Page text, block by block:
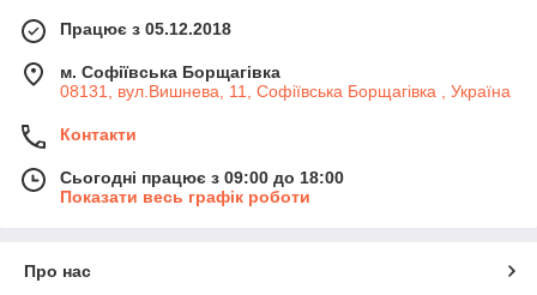
Працює з 05.12.2018
м. Софіївська Борщагівка
08131, вул.Вишнева, 11, Софіївська Борщагівка , Україна
Контакти
Сьогодні працює з 09:00 до 18:00
Показати весь графік роботи
Про нас